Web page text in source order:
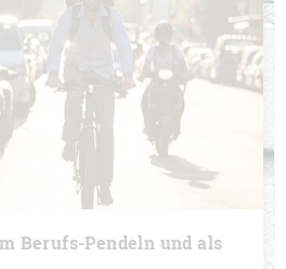
Berufs-Pendeln und als